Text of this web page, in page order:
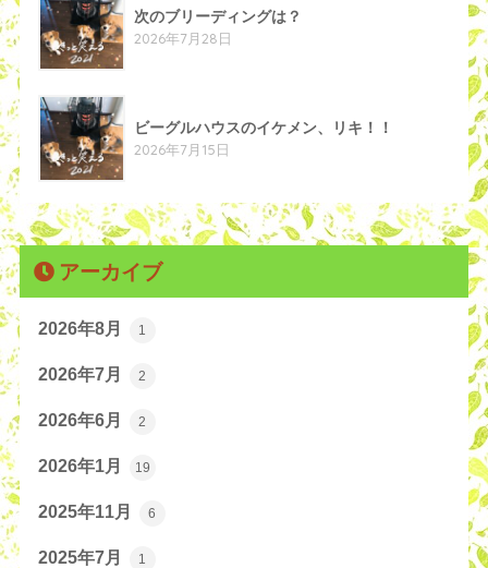
次のブリーディングは？
2026年7月28日
ビーグルハウスのイケメン、リキ！！
2026年7月15日
アーカイブ
2026年8月 1
2026年7月 2
2026年6月 2
2026年1月 19
2025年11月 6
2025年7月 1